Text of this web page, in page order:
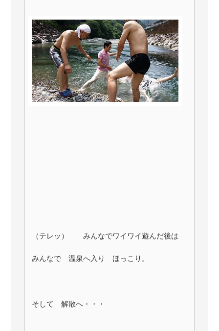
（テレッ） みんなでワイワイ遊んだ後は
みんなで 温泉へ入り ほっこり。
そして 解散へ・・・